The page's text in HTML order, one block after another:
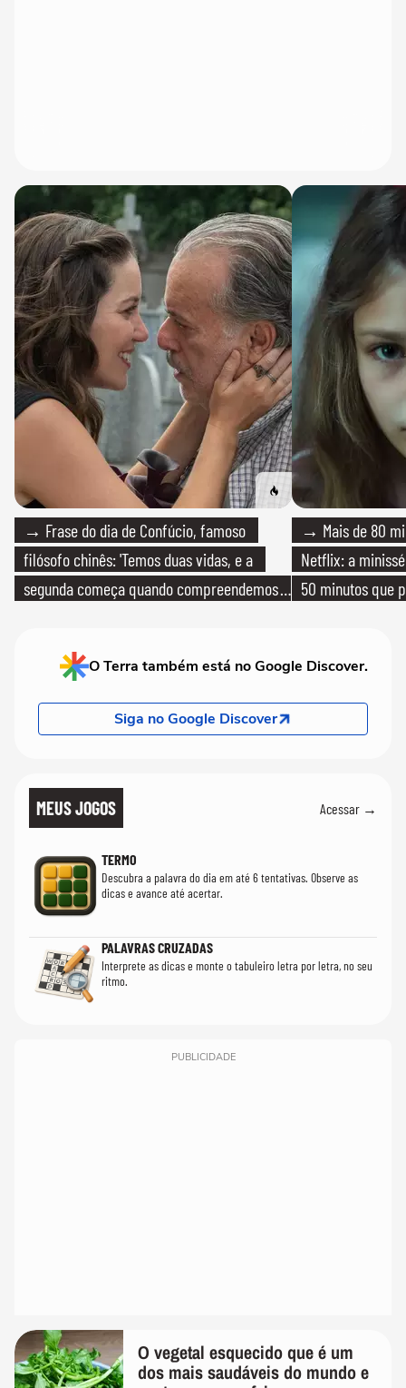
→ Frase do dia de Confúcio, famoso
filósofo chinês: 'Temos duas vidas, e a
segunda começa quando compreendemos
→ Mais de 80
Netflix: a
50 minutos que
O Terra também está no Google Discover.
Siga no Google Discover
MEUS JOGOS Acessar →
TERMO
Descubra a palavra do dia em até 6 tentativas. Observe as
dicas e avance até acertar.
PALAVRAS CRUZADAS
Interprete as dicas e monte o tabuleiro letra por letra, no seu
ritmo.
PUBLICIDADE
O vegetal esquecido que é um
dos mais saudáveis do mundo e